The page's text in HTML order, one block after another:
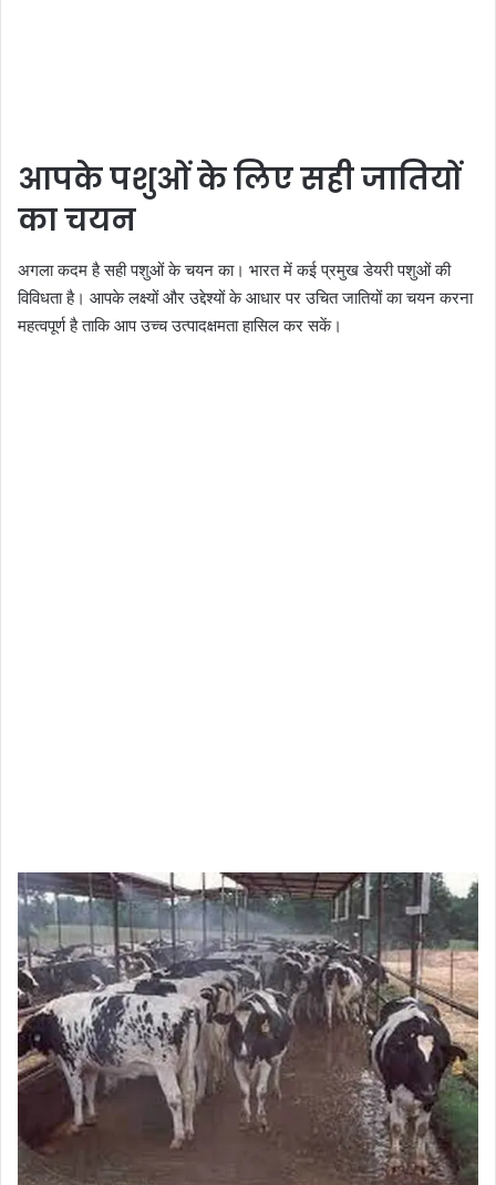
आपके पशुओं के लिए सही जातियों
का चयन
अगला कदम है सही पशुओं के चयन का। भारत में कई प्रमुख डेयरी पशुओं की
विविधता है। आपके लक्ष्यों और उद्देश्यों के आधार पर उचित जातियों का चयन करना
महत्वपूर्ण है ताकि आप उच्च उत्पादक्षमता हासिल कर सकें।